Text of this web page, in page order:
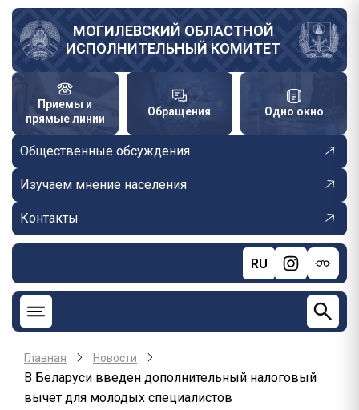
Перейти
основному
содержанию
МОГИЛЕВСКИЙ ОБЛАСТНОЙ
ИСПОЛНИТЕЛЬНЫЙ КОМИТЕТ
Приемы и
прямые линии
Обращения Одно окно
Общественные обсуждения
Изучаем мнение населения
Контакты
RU
Главная Новости
В Беларуси введен дополнительный налоговый
вычет для молодых специалистов